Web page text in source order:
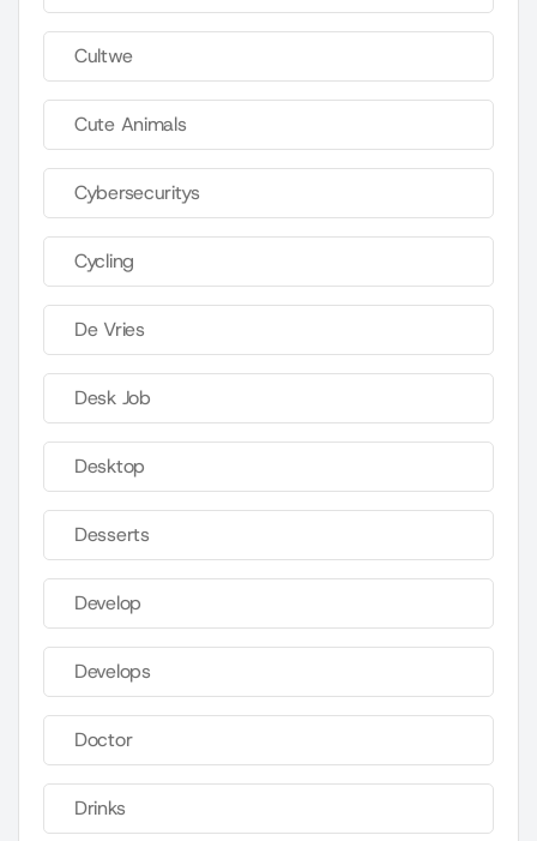
Cultwe
Cute Animals
Cybersecuritys
Cycling
De Vries
Desk Job
Desktop
Desserts
Develop
Develops
Doctor
Drinks